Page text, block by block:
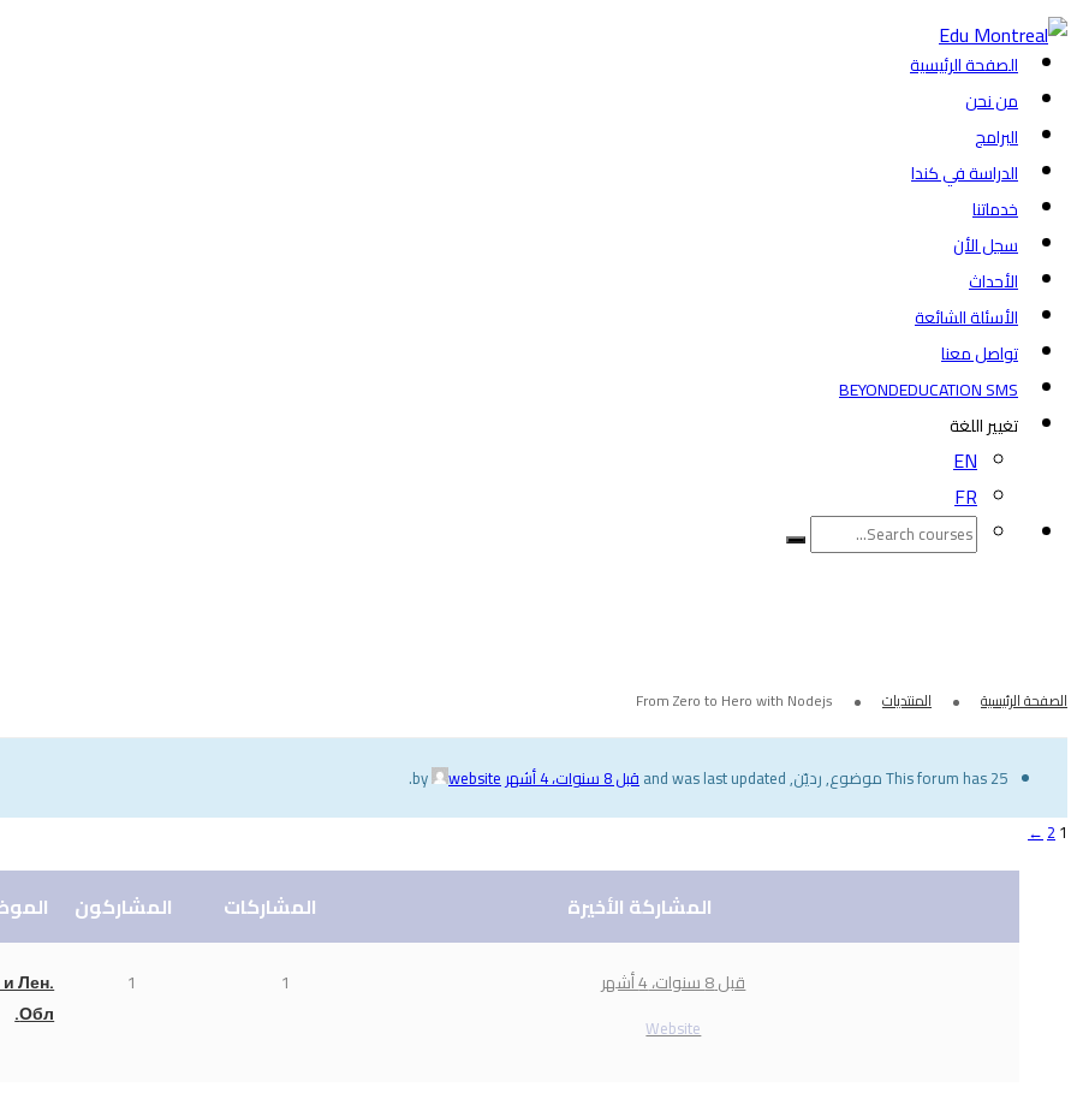
الصفحة الرئيسية
من نحن
البرامج
الدراسة في كندا
خدماتنا
سجل الأن
الأحداث
الأسئلة الشائعة
تواصل معنا
BEYONDEDUCATION SMS
تغيير اللغة
EN
FR
الصفحة الرئيسية المنتديات From Zero to Hero with Nodejs
This forum has 25 موضوع, رديّن, and was last updated قبل 8 سنوات، 4 أشهر website
.
1
2
←
المشاركون المشاركات المشاركة الأخيرة
Лен.
Обл.
1 1 قبل 8 سنوات، 4 أشهر
Website